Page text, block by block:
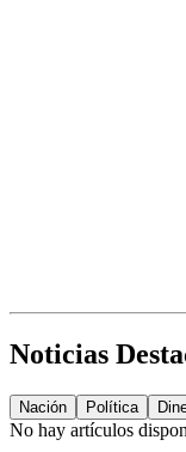
Noticias
Nación Política
No hay artículos